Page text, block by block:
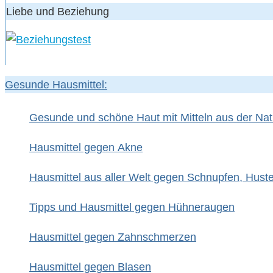
Liebe und Beziehung
Gesunde Hausmittel:
Gesunde und schöne Haut mit Mitteln aus der
Hausmittel gegen Akne
Hausmittel aus aller Welt gegen Schnupfen,
Tipps und Hausmittel gegen Hühneraugen
Hausmittel gegen Zahnschmerzen
Hausmittel gegen Blasen